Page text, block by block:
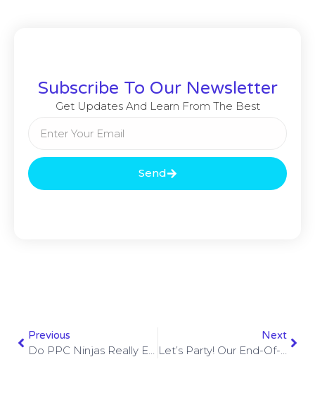
Subscribe To Our Newsletter
Get Updates And Learn From The Best
Send
Previous Next